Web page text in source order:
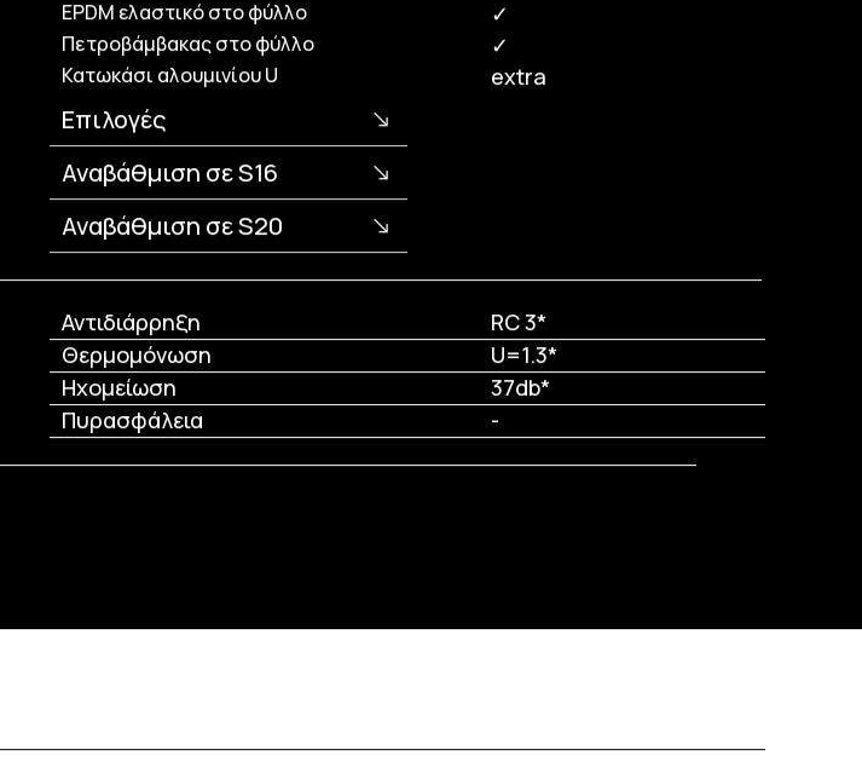
EPDM ελαστικό στο φύλλο ✓
Πετροβάμβακας στο φύλλο ✓
Κατωκάσι αλουμινίου U extra
Επιλογές
Αναβάθμιση σε S16
Αναβάθμιση σε S20
Αντιδιάρρηξη
RC 3*
Θερμομόνωση
U=1.3*
Ηχομείωση
37db*
Πυρασφάλεια
-